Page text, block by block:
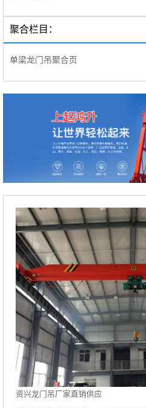
聚合栏目：
单梁龙门吊聚合页
资兴龙门吊厂家直销供应